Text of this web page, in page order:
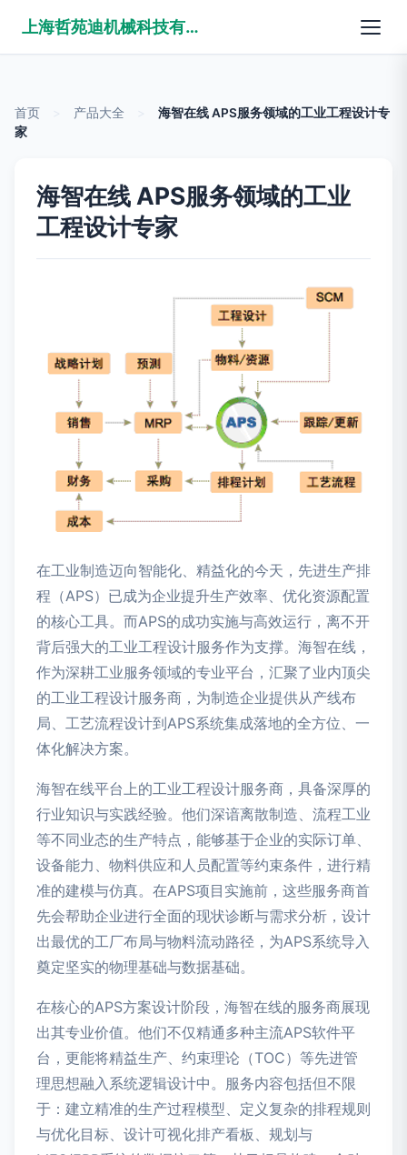
上海哲苑迪机械科技有限公司
首页 产品大全
海智在线 APS服务领域的工业工程设计专
家
海智在线 APS服务领域的工业
工程设计专家
在工业制造迈向智能化、精益化的今天，先进生产排
程（APS）已成为企业提升生产效率、优化资源配置
的核心工具。而APS的成功实施与高效运行，离不开
背后强大的工业工程设计服务作为支撑。海智在线，
作为深耕工业服务领域的专业平台，汇聚了业内顶尖
的工业工程设计服务商，为制造企业提供从产线布
局、工艺流程设计到APS系统集成落地的全方位、一
体化解决方案。
海智在线平台上的工业工程设计服务商，具备深厚的
行业知识与实践经验。他们深谙离散制造、流程工业
等不同业态的生产特点，能够基于企业的实际订单、
设备能力、物料供应和人员配置等约束条件，进行精
准的建模与仿真。在APS项目实施前，这些服务商首
先会帮助企业进行全面的现状诊断与需求分析，设计
出最优的工厂布局与物料流动路径，为APS系统导入
奠定坚实的物理基础与数据基础。
在核心的APS方案设计阶段，海智在线的服务商展现
出其专业价值。他们不仅精通多种主流APS软件平
台，更能将精益生产、约束理论（TOC）等先进管
理思想融入系统逻辑设计中。服务内容包括但不限
于：建立精准的生产过程模型、定义复杂的排程规则
与优化目标、设计可视化排产看板、规划与